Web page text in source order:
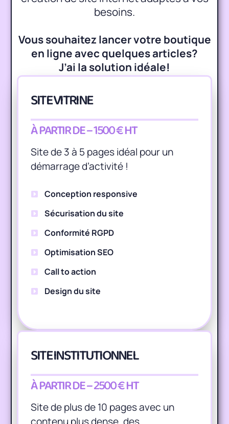
besoins.
Vous souhaitez lancer votre boutique
en ligne avec quelques articles?
J’ai la solution idéale!
SITE VITRINE
À PARTIR DE – 1500 € HT
Site de 3 à 5 pages idéal pour un
démarrage d’activité !
Conception responsive
Sécurisation du site
Conformité RGPD
Optimisation SEO
Call to action
Design du site
SITE INSTITUTIONNEL
À PARTIR DE – 2500 € HT
Site de plus de 10 pages avec un